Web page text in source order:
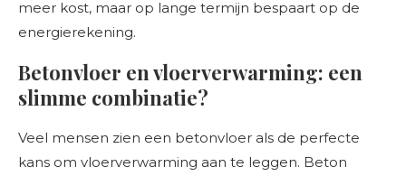
meer kost, maar op lange termijn bespaart op de
energierekening.
Betonvloer en vloerverwarming: een
slimme combinatie?
Veel mensen zien een betonvloer als de perfecte
kans om vloerverwarming aan te leggen. Beton